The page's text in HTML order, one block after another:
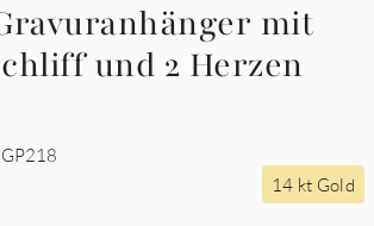
mit
und 2 Herzen
14 kt Gold